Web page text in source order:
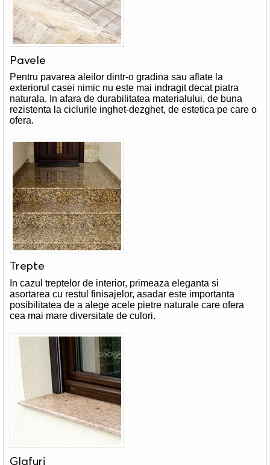
Pavele
Pentru pavarea aleilor dintr-o gradina sau aflate la
exteriorul casei nimic nu este mai indragit decat piatra
naturala. In afara de durabilitatea materialului, de buna
rezistenta la ciclurile inghet-dezghet, de estetica pe care o
ofera.
Trepte
In cazul treptelor de interior, primeaza eleganta si
asortarea cu restul finisajelor, asadar este importanta
posibilitatea de a alege acele pietre naturale care ofera
cea mai mare diversitate de culori.
Glafuri